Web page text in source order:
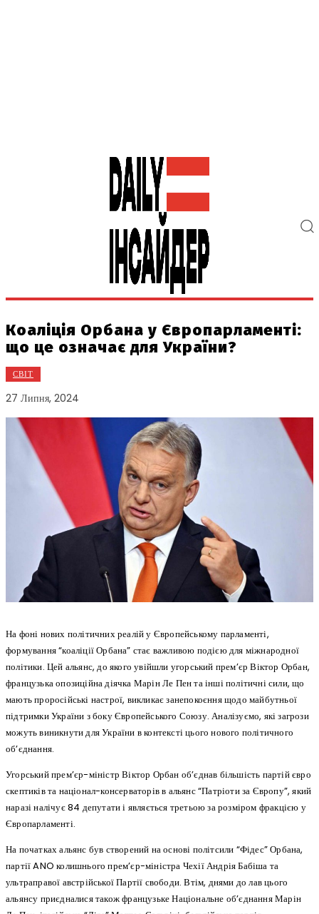
Коаліція Орбана у Європарламенті:
що це означає для України?
СВІТ
27 Липня, 2024
На фоні нових політичних реалій у Європейському парламенті,
формування “коаліції Орбана” стає важливою подією для міжнародної
політики. Цей альянс, до якого увійшли угорський прем’єр Віктор Орбан,
французька опозиційна діячка Марін Ле Пен та інші політичні сили, що
мають проросійські настрої, викликає занепокоєння щодо майбутньої
підтримки України з боку Європейського Союзу. Аналізуємо, які загрози
можуть виникнути для України в контексті цього нового політичного
об’єднання.
Угорський прем’єр-міністр Віктор Орбан об’єднав більшість партій євро
скептиків та націонал-консерваторів в альянс “Патріоти за Європу”, який
наразі налічує 84 депутати і являється третьою за розміром фракцією у
Європарламенті.
На початках альянс був створений на основі політсили “Фідес” Орбана,
партії ANO колишнього прем’єр-міністра Чехії Андрія Бабіша та
ультраправої австрійської Партії свободи. Втім, днями до лав цього
альянсу приєдналися також французьке Національне об’єднання Марін